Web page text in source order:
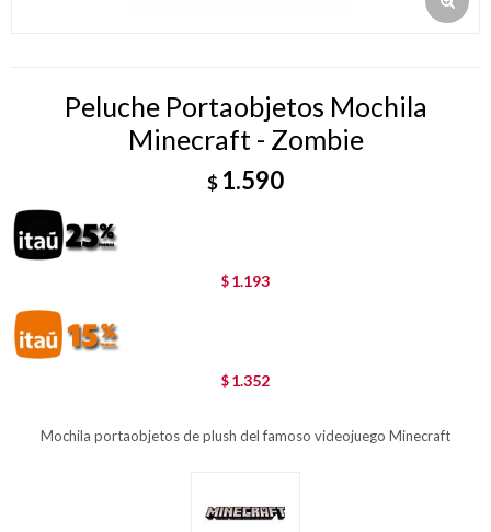
Peluche Portaobjetos Mochila
Minecraft - Zombie
$ 1.590
$ 1.193
$ 1.352
Mochila portaobjetos de plush del famoso videojuego Minecraft